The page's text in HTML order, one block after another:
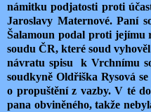
námitku podjatosti proti
Jaroslavy Maternové. Paní
Šalamoun podal proti jejímu
soudu ČR, které soud
návratu spisu k Vrchnímu
soudkyně Oldřiška Rysová
o propuštění z vazby. V té
pana obviněného, takže